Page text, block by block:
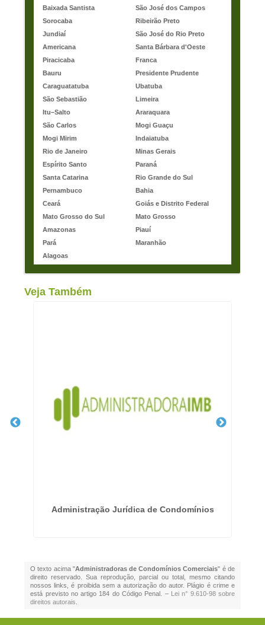
Baixada Santista
São José dos Campos
Sorocaba
Ribeirão Preto
Jundiaí
São José do Rio Preto
Americana
Santa Bárbara d'Oeste
Piracicaba
Franca
Bauru
Presidente Prudente
Caraguatatuba
Ubatuba
São Sebastião
Limeira
Itu–Salto
Araraquara
São Carlos
Mogi Guaçu
Mogi Mirim
Indaiatuba
Rio de Janeiro
Minas Gerais
Espírito Santo
Paraná
Santa Catarina
Rio Grande do Sul
Pernambuco
Bahia
Ceará
Goiás e Distrito Federal
Mato Grosso do Sul
Mato Grosso
Amazonas
Piauí
Pará
Maranhão
Alagoas
Veja Também
Administração Jurídica de Condomínios
O texto acima "Administradoras de Condomínios Comerciais" é de
direito reservado. Sua reprodução, parcial ou total, mesmo citando
nossos links, é proibida sem a autorização do autor. Plágio é crime e
está previsto no artigo 184 do Código Penal. – Lei n° 9.610-98 sobre
direitos autorais